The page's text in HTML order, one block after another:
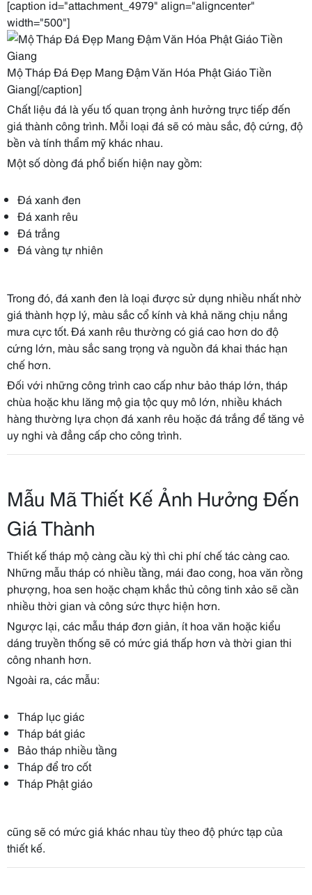
[caption id="attachment_4979" align="aligncenter"
width="500"]
Mộ Tháp Đá Đẹp Mang Đậm Văn Hóa Phật Giáo Tiền
Giang[/caption]
Chất liệu đá là yếu tố quan trọng ảnh hưởng trực tiếp đến
giá thành công trình. Mỗi loại đá sẽ có màu sắc, độ cứng, độ
bền và tính thẩm mỹ khác nhau.
Một số dòng đá phổ biến hiện nay gồm:
Đá xanh đen
Đá xanh rêu
Đá trắng
Đá vàng tự nhiên
Trong đó, đá xanh đen là loại được sử dụng nhiều nhất nhờ
giá thành hợp lý, màu sắc cổ kính và khả năng chịu nắng
mưa cực tốt. Đá xanh rêu thường có giá cao hơn do độ
cứng lớn, màu sắc sang trọng và nguồn đá khai thác hạn
chế hơn.
Đối với những công trình cao cấp như bảo tháp lớn, tháp
chùa hoặc khu lăng mộ gia tộc quy mô lớn, nhiều khách
hàng thường lựa chọn đá xanh rêu hoặc đá trắng để tăng vẻ
uy nghi và đẳng cấp cho công trình.
Mẫu Mã Thiết Kế Ảnh Hưởng Đến
Giá Thành
Thiết kế tháp mộ càng cầu kỳ thì chi phí chế tác càng cao.
Những mẫu tháp có nhiều tầng, mái đao cong, hoa văn rồng
phượng, hoa sen hoặc chạm khắc thủ công tinh xảo sẽ cần
nhiều thời gian và công sức thực hiện hơn.
Ngược lại, các mẫu tháp đơn giản, ít hoa văn hoặc kiểu
dáng truyền thống sẽ có mức giá thấp hơn và thời gian thi
công nhanh hơn.
Ngoài ra, các mẫu:
Tháp lục giác
Tháp bát giác
Bảo tháp nhiều tầng
Tháp để tro cốt
Tháp Phật giáo
cũng sẽ có mức giá khác nhau tùy theo độ phức tạp của
thiết kế.